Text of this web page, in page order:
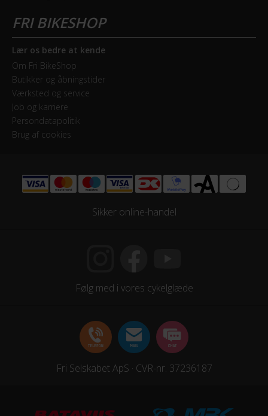
Lær os bedre at kende
Om Fri BikeShop
Butikker og åbningstider
Værksted og service
Job og karriere
Persondatapolitik
Brug af cookies
Sikker online-handel
Følg med i vores cykelglæde
Fri Selskabet ApS · CVR-nr. 37236187